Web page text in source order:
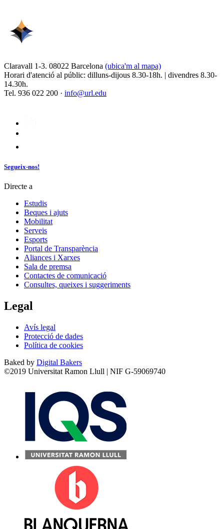
Claravall 1-3. 08022 Barcelona (ubica'm al mapa)
Horari d'atenció al públic: dilluns-dijous 8.30-18h. | divendres 8.30-
14.30h.
Tel. 936 022 200 · info@url.edu
Segueix-nos!
Directe a
Estudis
Beques i ajuts
Mobilitat
Serveis
Esports
Portal de Transparència
Aliances i Xarxes
Sala de premsa
Contactes de comunicació
Consultes, queixes i suggeriments
Legal
Avís legal
Protecció de dades
Política de cookies
Baked by Digital Bakers
©2019 Universitat Ramon Llull | NIF G-59069740